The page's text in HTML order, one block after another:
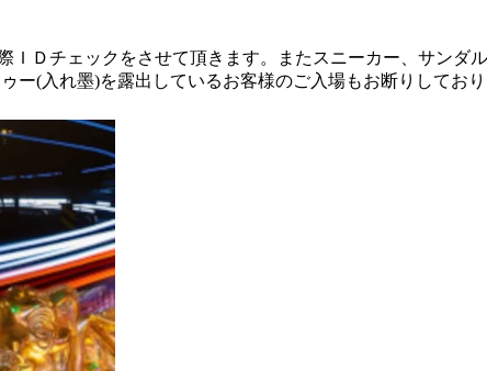
ＩＤチェックをさせて頂きます。またスニーカー、サンダ
ー(入れ墨)を露出しているお客様のご入場もお断りしてお